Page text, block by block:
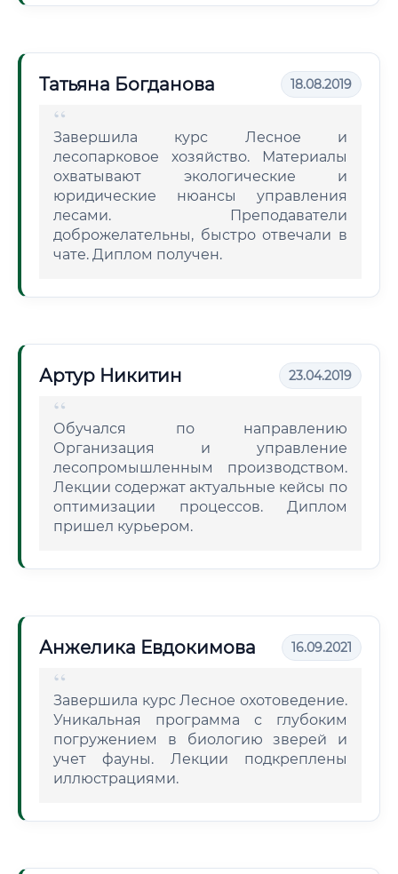
Татьяна Богданова 18.08.2019
Завершила курс Лесное и
лесопарковое хозяйство. Материалы
охватывают экологические и
юридические нюансы управления
лесами. Преподаватели
доброжелательны, быстро отвечали в
чате. Диплом получен.
Артур Никитин 23.04.2019
Обучался по направлению
Организация и управление
лесопромышленным производством.
Лекции содержат актуальные кейсы по
оптимизации процессов. Диплом
пришел курьером.
Анжелика Евдокимова 16.09.2021
Завершила курс Лесное охотоведение.
Уникальная программа с глубоким
погружением в биологию зверей и
учет фауны. Лекции подкреплены
иллюстрациями.